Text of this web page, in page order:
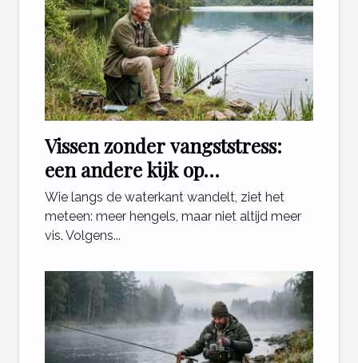
Vissen zonder vangststress:
een andere kijk op
ontspanning aan het water
Wie langs de waterkant wandelt, ziet het
meteen: meer hengels, maar niet altijd meer
vis. Volgens...